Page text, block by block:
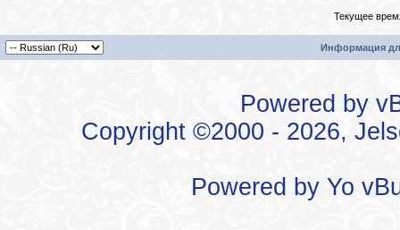
Текущее
Информация
Powered by
Copyright ©2000 - 2026,
Powered by Yo